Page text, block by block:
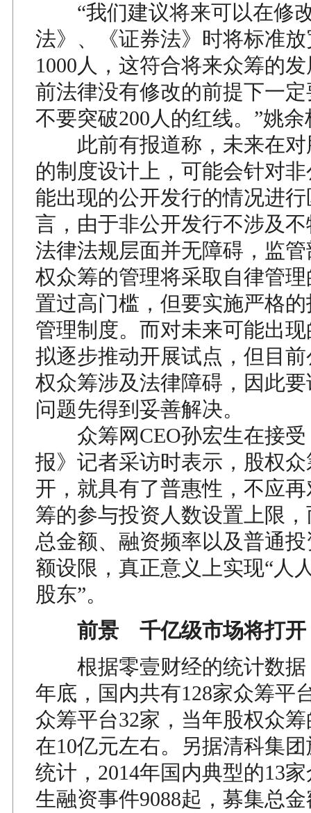
“我们建议将来可以在修
法》、《证券法》时将标准放
1000人，这符合将来众筹的
前法律没有修改的前提下一
不要突破200人的红线。”姚
此前有报道称，未来在对
的制度设计上，可能会针对
能出现的公开发行的情况进
言，由于非公开发行不涉及
法律法规层面并无障碍，监
权众筹的管理将采取自律管
置过高门槛，但要实施严格
管理制度。而对未来可能出
拟逐步推动开展试点，但目
权众筹涉及法律障碍，因此
问题先得到妥善解决。
众筹网CEO孙宏生在接受
报》记者采访时表示，股权
开，就具有了普惠性，不应
筹的参与投资人数设置上限
总金额、融资频率以及普通
额设限，真正意义上实现“人
股东”。
前景 千亿级市场将打开
根据零壹财经的统计数据
年底，国内共有128家众筹平
众筹平台32家，当年股权众
在10亿元左右。另据清科集
统计，2014年国内典型的13
生融资事件9088起，募集总金